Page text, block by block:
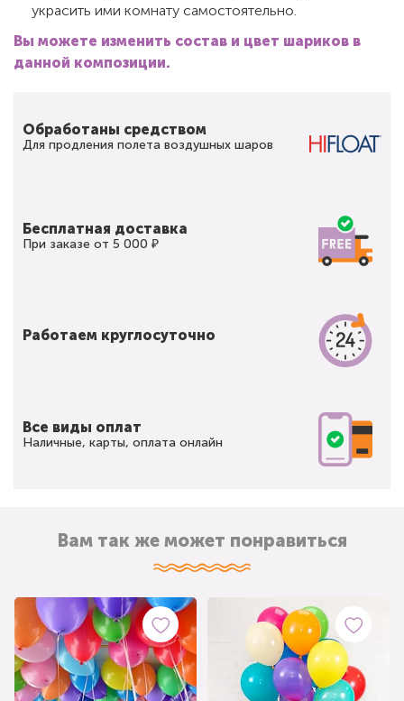
украсить ими комнату самостоятельно.
Вы можете изменить состав и цвет шариков в
данной композиции.
Обработаны средством
Для продления полета воздушных шаров
Бесплатная доставка
При заказе от 5 000 ₽
Работаем круглосуточно
Все виды оплат
Наличные, карты, оплата онлайн
Вам так же может понравиться